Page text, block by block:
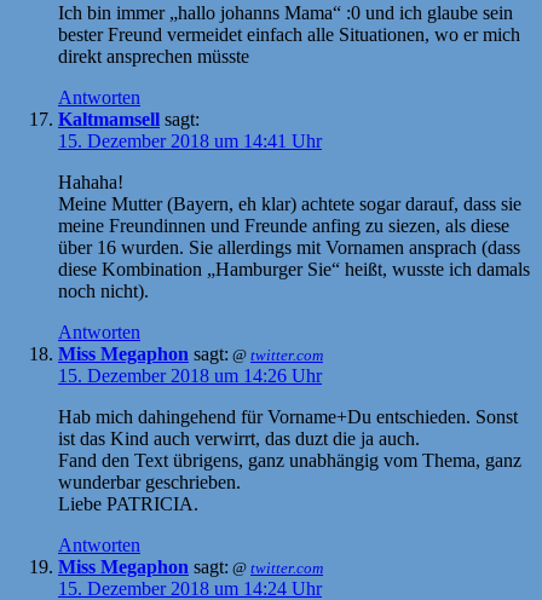
Ich bin immer „hallo johanns Mama“ :0 und ich glaube sein
bester Freund vermeidet einfach alle Situationen, wo er mich
direkt ansprechen müsste
Antworten
Kaltmamsell sagt:
15. Dezember 2018 um 14:41 Uhr
Hahaha!
Meine Mutter (Bayern, eh klar) achtete sogar darauf, dass sie
meine Freundinnen und Freunde anfing zu siezen, als diese
über 16 wurden. Sie allerdings mit Vornamen ansprach (dass
diese Kombination „Hamburger Sie“ heißt, wusste ich damals
noch nicht).
Antworten
Miss Megaphon sagt: @ twitter.com
15. Dezember 2018 um 14:26 Uhr
Hab mich dahingehend für Vorname+Du entschieden. Sonst
ist das Kind auch verwirrt, das duzt die ja auch.
Fand den Text übrigens, ganz unabhängig vom Thema, ganz
wunderbar geschrieben.
Liebe PATRICIA.
Antworten
Miss Megaphon sagt: @ twitter.com
15. Dezember 2018 um 14:24 Uhr